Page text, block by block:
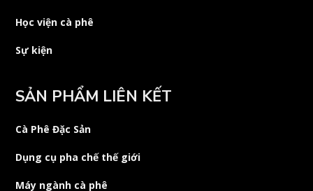
Học viện cà phê
Sự kiện
SẢN PHẨM LIÊN KẾT
Cà Phê Đặc Sản
Dụng cụ pha chế thế giới
Máy ngành cà phê